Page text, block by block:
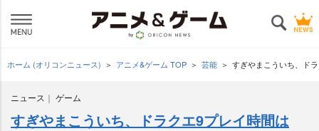
ホーム (オリコンニュース) アニメ&ゲーム TOP 芸能 すぎやまこういち、ド
ニュース ゲーム
すぎやまこういち、ドラクエ9プレイ時間は